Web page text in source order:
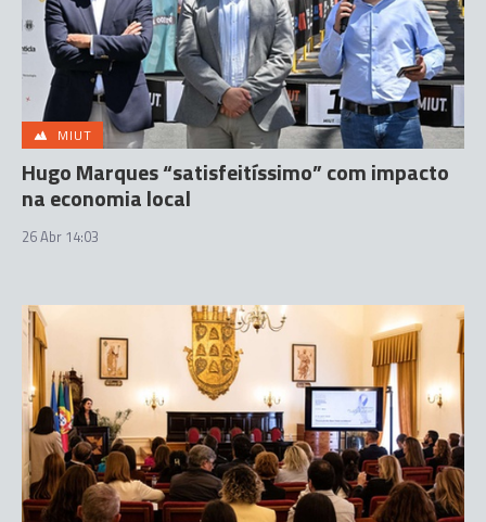
MIUT
Hugo Marques “satisfeitíssimo” com impacto
na economia local
26 Abr 14:03